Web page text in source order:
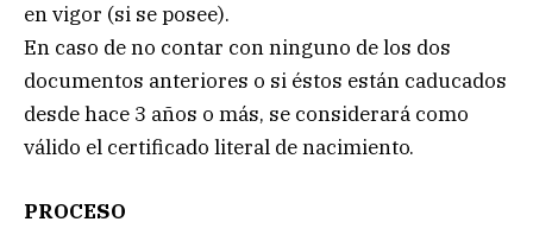
en vigor (si se posee).
En caso de no contar con ninguno de los dos
documentos anteriores o si éstos están caducados
desde hace 3 años o más, se considerará como
válido el certificado literal de nacimiento.
PROCESO